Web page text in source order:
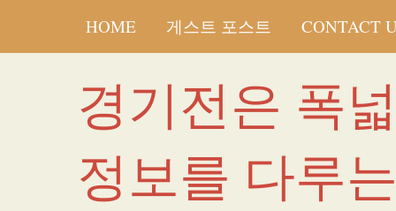
HOME 게스트 포스트 CONTACT
경기전은 폭
정보를 다루는